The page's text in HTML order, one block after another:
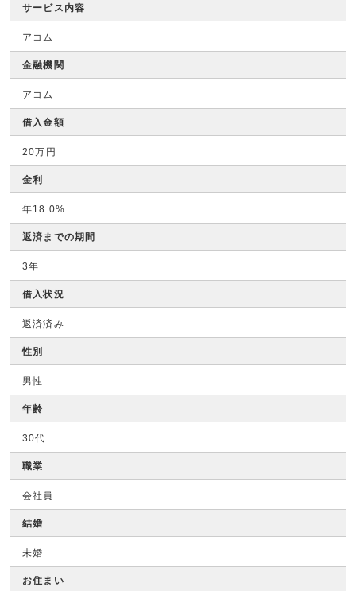
サービス内容
アコム
金融機関
アコム
借入金額
20万円
金利
年18.0%
返済までの期間
3年
借入状況
返済済み
性別
男性
年齢
30代
職業
会社員
結婚
未婚
お住まい